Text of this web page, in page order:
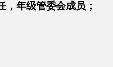
，年级管委会成员；